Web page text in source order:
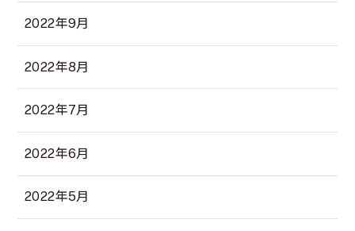
2022年9月
2022年8月
2022年7月
2022年6月
2022年5月